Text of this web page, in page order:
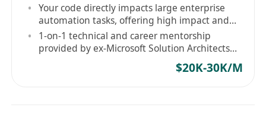
Your code directly impacts large enterprise
automation tasks, offering high impact and
autonomy
1-on-1 technical and career mentorship
provided by ex-Microsoft Solution Architects
$20K-30K/M